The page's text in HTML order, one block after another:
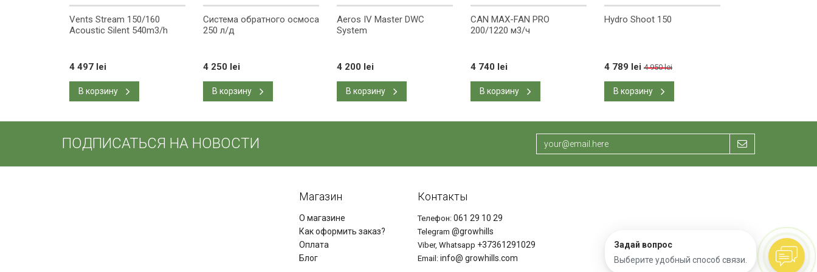
Vents Stream 150/160
Acoustic Silent 540m3/h
4 497 lei
В корзину
Система обратного осмоса
250 л/д
4 250 lei
В корзину
Aeros IV Master DWC
System
4 200 lei
В корзину
CAN MAX-FAN PRO
200/1220 м3/ч
4 740 lei
В корзину
Hydro Shoot 150
4 789 lei 4 950 lei
В корзину
ПОДПИСАТЬСЯ НА НОВОСТИ
Магазин
О магазине
Как оформить заказ?
Оплата
Блог
Контакты
Телефон: 061 29 10 29
Telegram @growhills
Viber, Whatsapp +37361291029
Email: info@ growhills.com
Задай вопрос
Выберите удобный способ связи.